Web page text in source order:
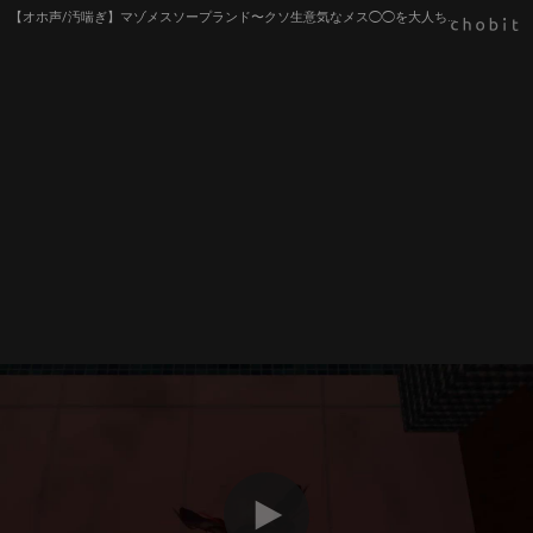
【オホ声/汚喘ぎ】マゾメスソープランド〜クソ生意気なメス◯◯を大人ち◯ぽで理解らせ教育